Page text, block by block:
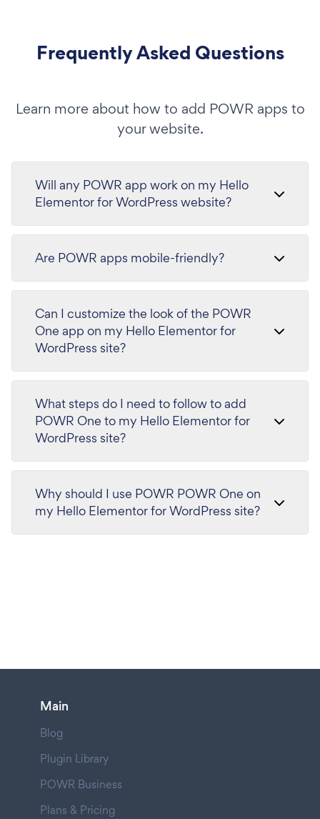
Frequently Asked Questions
Learn more about how to add POWR apps to
your website.
Will any POWR app work on my Hello
Elementor for WordPress website?
Are POWR apps mobile-friendly?
Can I customize the look of the POWR
One app on my Hello Elementor for
WordPress site?
What steps do I need to follow to add
POWR One to my Hello Elementor for
WordPress site?
Why should I use POWR POWR One on
my Hello Elementor for WordPress site?
Main
Blog
Plugin Library
POWR Business
Plans & Pricing